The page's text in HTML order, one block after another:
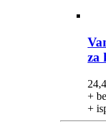
za
+
+